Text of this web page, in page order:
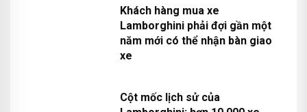
Khách hàng mua xe
Lamborghini phải đợi gần một
năm mới có thể nhận bàn giao